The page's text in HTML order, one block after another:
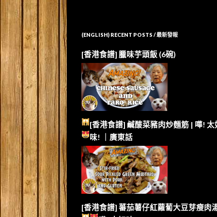
(ENGLISH) RECENT POSTS / 最新發報
[香港食譜] 臘味芋頭飯 (6碗)
[香港食譜] 鹹酸菜豬肉炒麵筋 | 嘩! 太
味!
｜廣東話
[香港食譜] 蕃茄薯仔紅蘿蔔大豆芽瘦肉